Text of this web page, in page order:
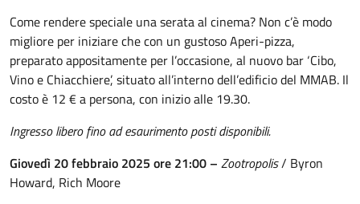
Come rendere speciale una serata al cinema? Non c’è modo
migliore per iniziare che con un gustoso Aperi-pizza,
preparato appositamente per l’occasione, al nuovo bar ‘Cibo,
Vino e Chiacchiere’, situato all’interno dell’edificio del MMAB. Il
costo è 12 € a persona, con inizio alle 19.30.
Ingresso libero fino ad esaurimento posti disponibili.
Giovedì 20 febbraio 2025 ore 21:00 – Zootropolis/ Byron
Howard, Rich Moore